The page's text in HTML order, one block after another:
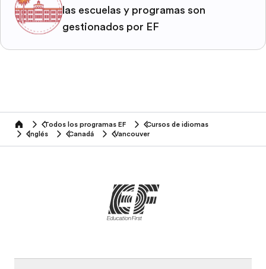
las escuelas y programas son
gestionados por EF
home Todos los programas EF
Cursos de idiomas
Inglés
Canadá Vancouver